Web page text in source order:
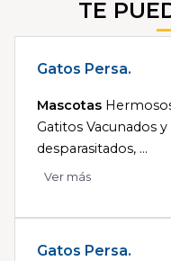
TE
Gatos Persa.
Mascotas
Gatitos Vacunados y
desparasitados, ...
Ver más
Gatos Persa.